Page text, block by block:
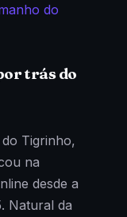
do
trás do
Tigrinho,
na
desde a
Natural da